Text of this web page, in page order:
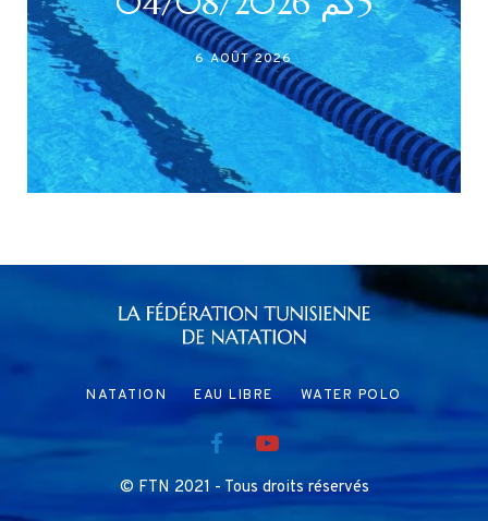
أكابر)
27 JUILLET 2026
© FTN 2021 - Tous droits réservés
NATATION EAU LIBRE WATER POLO